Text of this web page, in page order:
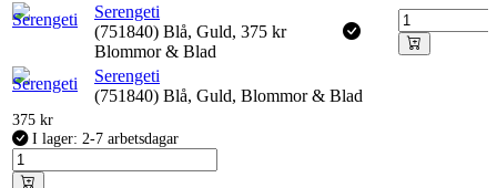
Serengeti
(751840) Blå, Guld,
Blommor & Blad
375 kr
Serengeti
(751840) Blå, Guld, Blommor & Blad
375 kr
I lager: 2-7 arbetsdagar